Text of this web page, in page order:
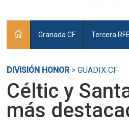
Granada CF Tercera
DIVISIÓN HONOR> GUADIX CF
Céltic y
más